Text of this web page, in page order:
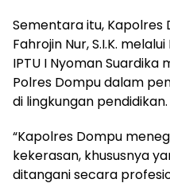
Sementara itu, Kapolres
Fahrojin Nur, S.I.K.
IPTU I Nyoman
Polres Dompu dalam
di lingkungan pendidikan.
“Kapolres Dompu
kekerasan, khususnya
ditangani secara